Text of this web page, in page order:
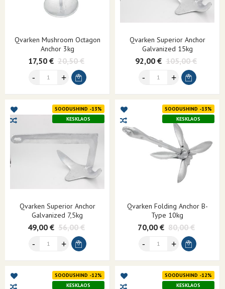
Qvarken Mushroom Octagon
Anchor 3kg
17,50 € 20,50 €
Qvarken Superior Anchor
Galvanized 15kg
92,00 € 105,00 €
SOODUSHIND -13%
KESKLAOS
Qvarken Superior Anchor
Galvanized 7,5kg
49,00 € 56,00 €
SOODUSHIND -13%
KESKLAOS
Qvarken Folding Anchor B-
Type 10kg
70,00 € 80,00 €
SOODUSHIND -12%
KESKLAOS
SOODUSHIND -12%
KESKLAOS